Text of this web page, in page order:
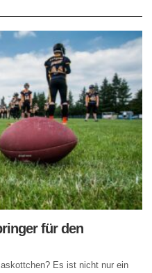
für den
Es ist nicht nur ein